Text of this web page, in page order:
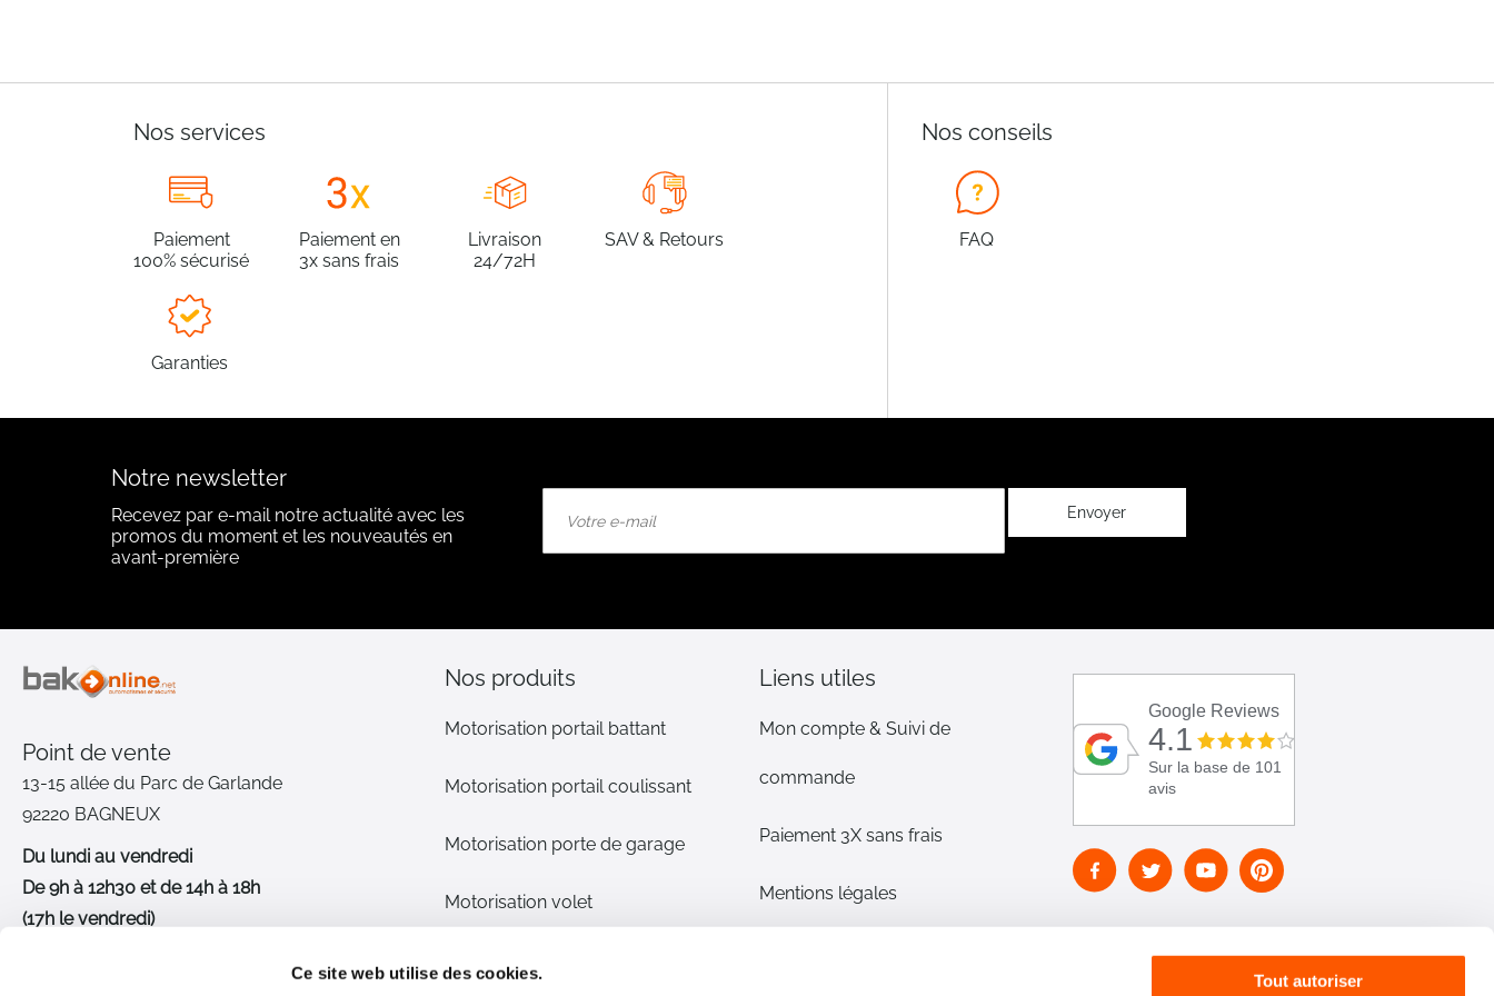
Ce site web utilise des cookies. Tout autoriser
Nos services
Paiement
100% sécurisé
Paiement en
3x sans frais
Livraison
24/72H
SAV & Retours
Garanties
Nos conseils
FAQ
Notre newsletter
Recevez par e-mail notre actualité avec les
promos du moment et les nouveautés en
avant-première
notre
:
Envoyer
Point de vente
13-15 allée du Parc de Garlande
92220 BAGNEUX
Du lundi au vendredi
De 9h à 12h30 et de 14h à 18h
(17h le vendredi)
Nos produits
Motorisation portail battant
Motorisation portail coulissant
Motorisation porte de garage
Motorisation volet
Liens utiles
Mon compte & Suivi de
commande
Paiement 3X sans frais
Mentions légales
Google Reviews
4.1
Sur la base de 101
avis